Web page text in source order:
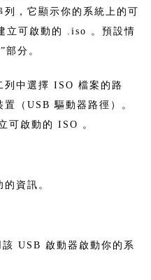
，它顯示你的系統上的可
立可啟動的 .iso 。預設情
分。
列中選擇 ISO 檔案的路
（USB 驅動器路徑）。
可啟動的 ISO 。
資訊。
USB 啟動器啟動你的系